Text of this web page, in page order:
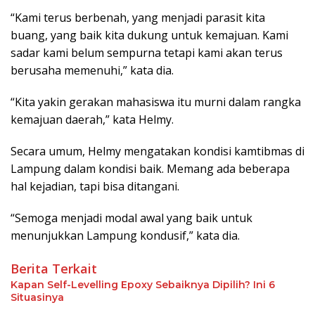
“Kami terus berbenah, yang menjadi parasit kita
buang, yang baik kita dukung untuk kemajuan. Kami
sadar kami belum sempurna tetapi kami akan terus
berusaha memenuhi,” kata dia.
“Kita yakin gerakan mahasiswa itu murni dalam rangka
kemajuan daerah,” kata Helmy.
Secara umum, Helmy mengatakan kondisi kamtibmas di
Lampung dalam kondisi baik. Memang ada beberapa
hal kejadian, tapi bisa ditangani.
“Semoga menjadi modal awal yang baik untuk
menunjukkan Lampung kondusif,” kata dia.
Berita Terkait
Kapan Self-Levelling Epoxy Sebaiknya Dipilih? Ini 6
Situasinya